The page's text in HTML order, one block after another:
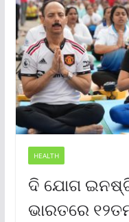
HEALTH
ଦି ଯୋଗ
ଭାରତରେ